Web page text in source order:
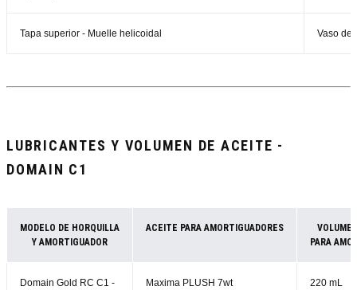
Tapa superior - Muelle helicoidal Vaso de
LUBRICANTES Y VOLUMEN DE ACEITE -
DOMAIN C1
MODELO DE HORQUILLA
Y AMORTIGUADOR
ACEITE PARA AMORTIGUADORES
PARA
Domain Gold RC C1 -
Maxima PLUSH 7wt
220 mL